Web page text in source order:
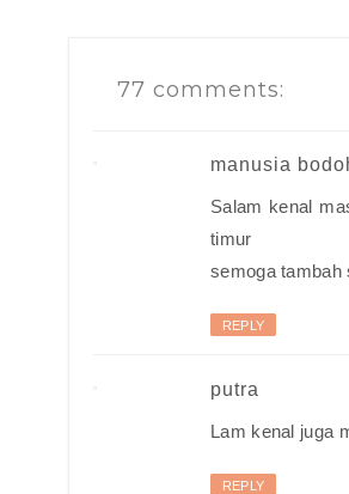
77 comments:
manusia
Salam kenal
timur
semoga tambah
REPLY
putra
Lam kenal juga
REPLY